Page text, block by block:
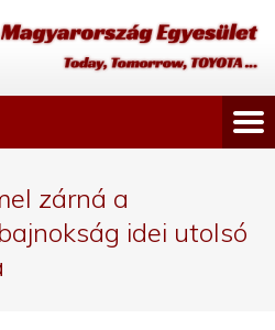
zárná a
idei utolsó